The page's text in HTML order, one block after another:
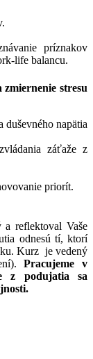
príznakov
life balancu.
stresu
duševného napätia
záťaže z
priorít.
reflektoval Vaše
odnesú tí, ktorí
Kurz je vedený
Pracujeme v
z podujatia sa